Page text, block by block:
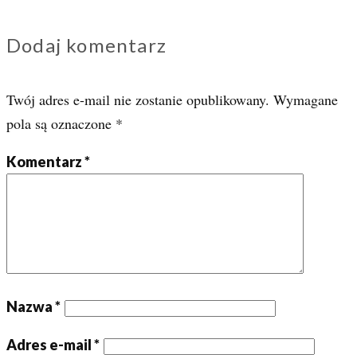
Dodaj komentarz
Twój adres e-mail nie zostanie opublikowany. Wymagane
pola są oznaczone *
Komentarz*
Nazwa*
Adres e-mail*